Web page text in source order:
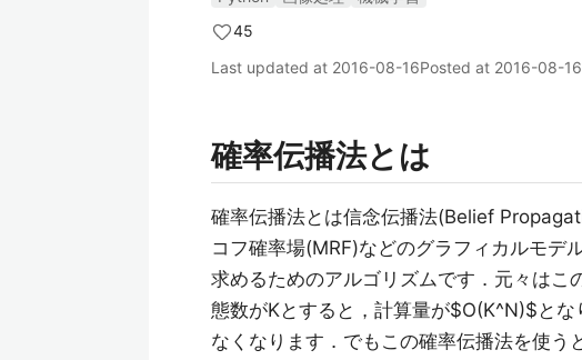
45
Last updated at 2016-08-16Posted at 2016-08-16
確率伝播法とは
確率伝播法とは信念伝播法(Belief
コフ確率場(MRF)などのグラフィカルモデ
求めるためのアルゴリズムです．元々はこ
態数がKとすると，計算量が$O(K^N)$と
なくなります．でもこの確率伝播法を使